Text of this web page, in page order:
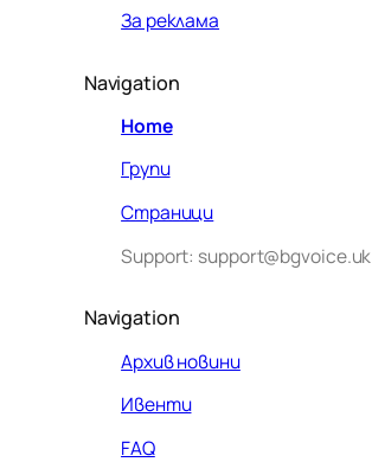
За реклама
Navigation
Home
Групи
Страници
Support: support@bgvoice.uk
Navigation
Архив новини
Ивенти
FAQ